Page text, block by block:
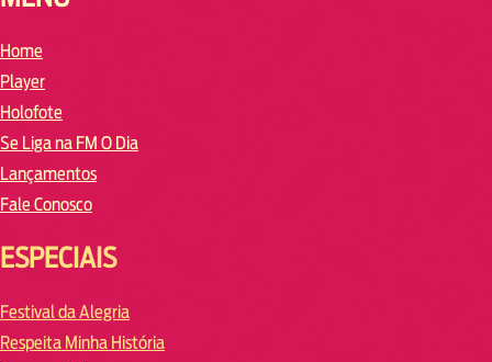
Home
Player
Holofote
Se Liga na FM O Dia
Lançamentos
Fale Conosco
ESPECIAIS
Festival da Alegria
Respeita Minha História